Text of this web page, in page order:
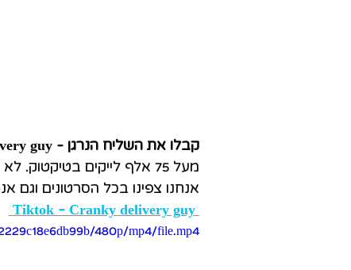
קבלו את השליח הנרגן - Cranky delivery guy:
מעל 75 אלף לייקים
אנחנו צפינו בכל הסרטונים וגם
Tiktok - Cranky delivery guy
480p/mp4/file.mp4